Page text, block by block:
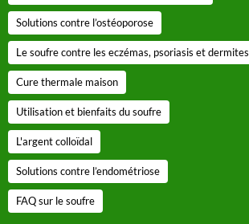
Solutions contre l’ostéoporose
Le soufre contre les eczémas, psoriasis et dermites
Cure thermale maison
Utilisation et bienfaits du soufre
L'argent colloïdal
Solutions contre l’endométriose
FAQ sur le soufre